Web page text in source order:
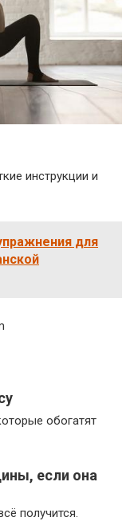
инструкции и
для
обогатят
если она
получится.